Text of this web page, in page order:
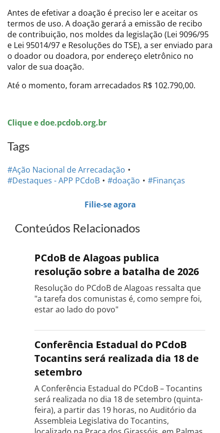
Antes de efetivar a doação é preciso ler e aceitar os
termos de uso. A doação gerará a emissão de recibo
de contribuição, nos moldes da legislação (Lei 9096/95
e Lei 95014/97 e Resoluções do TSE), a ser enviado para
o doador ou doadora, por endereço eletrônico no
valor de sua doação.
Até o momento, foram arrecadados R$ 102.790,00.
Clique e doe.pcdob.org.br
Tags
#Ação Nacional de Arrecadação
#Destaques - APP PCdoB
#doação #Finanças
Filie-se agora
Conteúdos Relacionados
PCdoB de Alagoas publica
resolução sobre a batalha de 2026
Resolução do PCdoB de Alagoas ressalta que
"a tarefa dos comunistas é, como sempre foi,
estar ao lado do povo"
Conferência Estadual do PCdoB
Tocantins será realizada dia 18 de
setembro
A Conferência Estadual do PCdoB – Tocantins
será realizada no dia 18 de setembro (quinta-
feira), a partir das 19 horas, no Auditório da
Assembleia Legislativa do Tocantins,